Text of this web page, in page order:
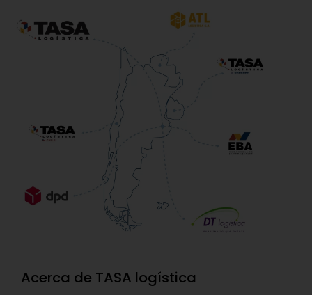
Acerca de TASA logística